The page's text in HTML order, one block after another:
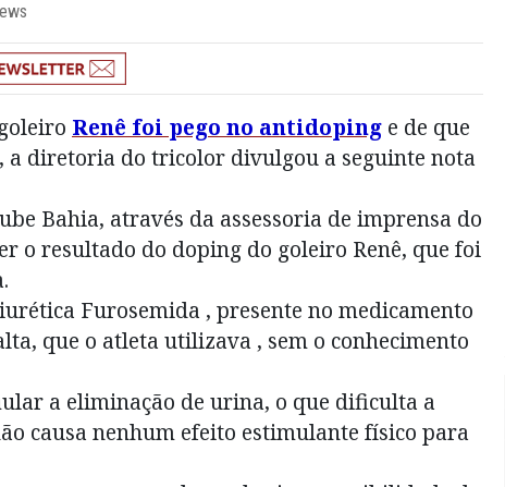
Renê foi pego no antidoping e de que
a diretoria do tricolor divulgou a seguinte nota
Bahia, através da assessoria de imprensa do
o resultado do doping do goleiro Renê, que foi
Furosemida , presente no medicamento
que o atleta utilizava , sem o conhecimento
a eliminação de urina, o que dificulta a
causa nenhum efeito estimulante físico para